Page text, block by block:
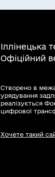
Іллінецька
Офіційний
Створено в
урядування
реалізується
цифрової
Хочете такий